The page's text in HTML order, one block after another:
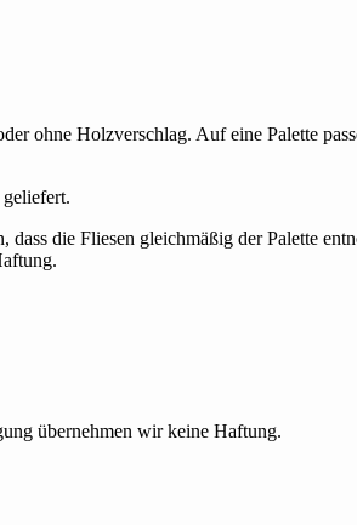
ohne Holzverschlag. Auf eine Palette
die Fliesen gleichmäßig der Palette
übernehmen wir keine Haftung.